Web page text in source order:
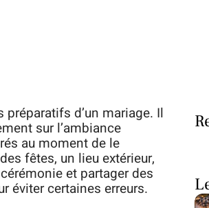
d’un mariage. Il
sur l’ambiance
au moment de le
fêtes, un lieu extérieur,
et partager des
éviter certaines erreurs.